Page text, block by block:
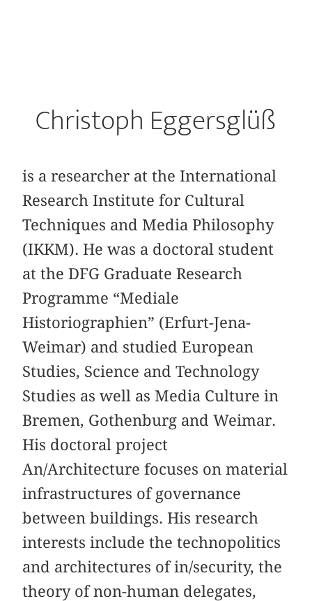
Christoph Eggersglüß
is a researcher at the International
Research Institute for Cultural
Techniques and Media Philosophy
(IKKM). He was a doctoral student
at the DFG Graduate Research
Programme “Mediale
Historiographien” (Erfurt-Jena-
Weimar) and studied European
Studies, Science and Technology
Studies as well as Media Culture in
Bremen, Gothenburg and Weimar.
His doctoral project
An/Architecture focuses on material
infrastructures of governance
between buildings. His research
interests include the technopolitics
and architectures of in/security, the
theory of non-human delegates,